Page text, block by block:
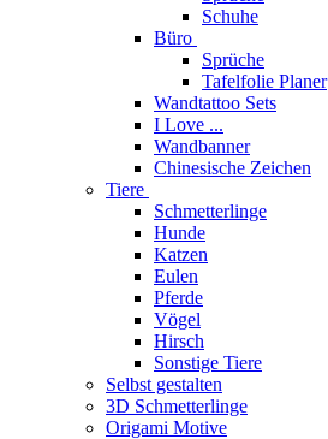
Schuhe
Büro
Sprüche
Tafelfolie Planer
Wandtattoo Sets
I Love ...
Wandbanner
Chinesische Zeichen
Tiere
Schmetterlinge
Hunde
Katzen
Eulen
Pferde
Vögel
Hirsch
Sonstige Tiere
Selbst gestalten
3D Schmetterlinge
Origami Motive